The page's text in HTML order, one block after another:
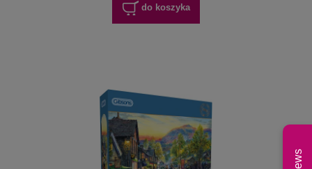
do koszyka
News